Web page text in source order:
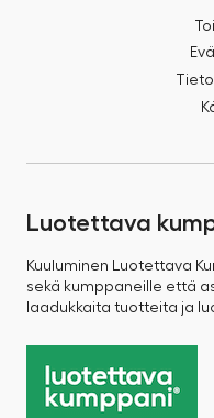
Luotettava
Kuuluminen Luotettava
sekä kumppaneille että
laadukkaita tuotteita ja